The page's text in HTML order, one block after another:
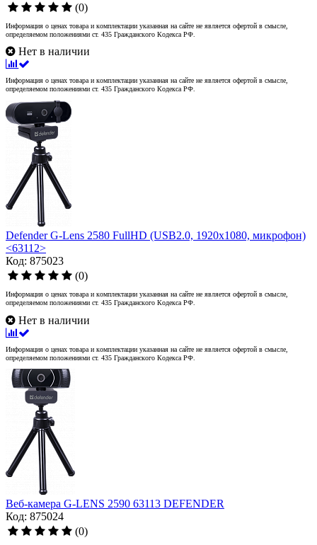
(0)
Информация о ценах товара и комплектации указанная на сайте не является офертой в смысле,
определяемом положениями ст. 435 Гражданского Кодекса РФ.
Нет в наличии
Информация о ценах товара и комплектации указанная на сайте не является офертой в смысле,
определяемом положениями ст. 435 Гражданского Кодекса РФ.
Defender G-Lens 2580 FullHD (USB2.0, 1920x1080, микрофон)
<63112>
Код: 875023
(0)
Информация о ценах товара и комплектации указанная на сайте не является офертой в смысле,
определяемом положениями ст. 435 Гражданского Кодекса РФ.
Нет в наличии
Информация о ценах товара и комплектации указанная на сайте не является офертой в смысле,
определяемом положениями ст. 435 Гражданского Кодекса РФ.
Веб-камера G-LENS 2590 63113 DEFENDER
Код: 875024
(0)